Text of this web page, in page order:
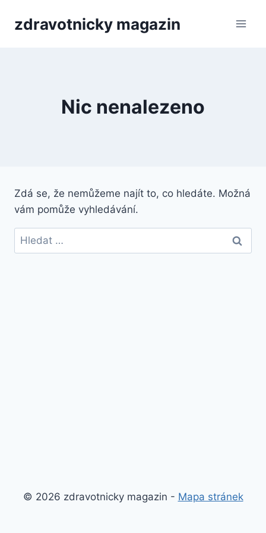
zdravotnicky magazin
Nic nenalezeno
Zdá se, že nemůžeme najít to, co hledáte. Možná
vám pomůže vyhledávání.
Vyhledávání
© 2026 zdravotnicky magazin - Mapa stránek